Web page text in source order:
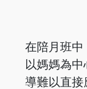
在陪月班中
以媽媽為
導難以直接